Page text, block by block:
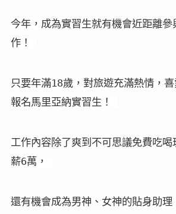
今年，成為實習生就有機會近距離
作！
只要年滿18歲，對旅遊充滿熱情，
報名馬里亞納實習生！
工作內容除了爽到不可思議免費吃
薪6萬，
還有機會成為男神、女神的貼身助